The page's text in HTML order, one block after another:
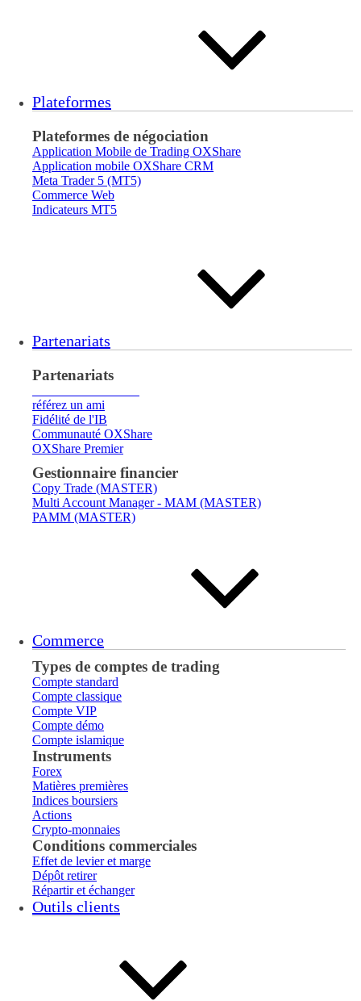
Plateformes
Plateformes de négociation
Application Mobile de Trading OXShare
Application mobile OXShare CRM
Meta Trader 5 (MT5)
Commerce Web
Indicateurs MT5
Partenariats
Partenariats
référez un ami
Fidélité de l'IB
Communauté OXShare
OXShare Premier
Gestionnaire financier
Copy Trade (MASTER)
Multi Account Manager - MAM (MASTER)
PAMM (MASTER)
Commerce
Types de comptes de trading
Compte standard
Compte classique
Compte VIP
Compte démo
Compte islamique
Instruments
Forex
Matières premières
Indices boursiers
Actions
Crypto-monnaies
Conditions commerciales
Effet de levier et marge
Dépôt retirer
Répartir et échanger
Outils clients